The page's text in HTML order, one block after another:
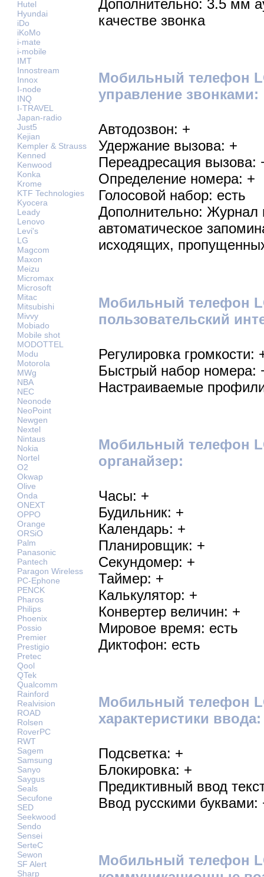
Hutel
Hyundai
iDo
iKoMo
i-mate
i-mobile
IMT
Innostream
Innox
I-node
INQ
I-TRAVEL
Japan-radio
Just5
Kejian
Kempler & Strauss
Kenned
Kenwood
Konka
Krome
KTF Technologies
Kyocera
Leady
Lenovo
Levi's
LG
Magcom
Maxon
Meizu
Micromax
Microsoft
Mitac
Mitsubishi
Mivvy
Mobiado
Mobile shot
MODOTTEL
Modu
Motorola
MWg
NBA
NEC
Neonode
NeoPoint
Newgen
Nextel
Nintaus
Nokia
Nortel
O2
Okwap
Olive
Onda
ONEXT
OPPO
Orange
ORSiO
Palm
Panasonic
Pantech
Paragon Wireless
PC-Ephone
PENCK
Pharos
Philips
Phoenix
Possio
Premier
Prestigio
Pretec
Qool
QTek
Qualcomm
Rainford
Realvision
ROAD
Rolsen
RoverPC
RWT
Sagem
Samsung
Sanyo
Saygus
Seals
Secufone
SED
Seekwood
Sendo
Sensei
SerteC
Sewon
SF Alert
Sharp
Дополнительно: 3.5 мм
качестве звонка
Мобильный телефон
управление звонками:
Автодозвон: +
Удержание вызова: +
Переадресация вызова:
Определение номера: +
Голосовой набор: есть
Дополнительно: Журнал
автоматическое
исходящих,
Мобильный телефон
пользовательский
Регулировка громкости:
Быстрый набор номера:
Настраиваемые
Мобильный телефон
органайзер:
Часы: +
Будильник: +
Календарь: +
Планировщик: +
Секундомер: +
Таймер: +
Калькулятор: +
Конвертер величин: +
Мировое время: есть
Диктофон: есть
Мобильный телефон
характеристики ввода:
Подсветка: +
Блокировка: +
Предиктивный ввод
Ввод русскими буквами:
Мобильный телефон